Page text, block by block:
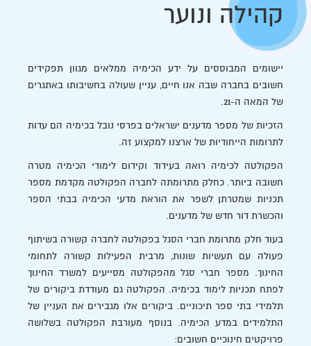
קהילה ונוער
יישומים המבוססים על ידע הכימיה ממלאים מגוון תפקידים
חשובים בחברה שבה אנו חיים, עניין שעולה בחשיבותו באתגרים
של המאה ה-21.
הזכיות של מספר מדענים ישראלים בפרסי נובל בכימיה הם עדות
לתרומות הייחודיות של ארצנו למקצוע זה.
הפקולטה לכימיה רואה בעידוד וקידום לימודי הכימיה מטרה
חשובה ביותר. כחלק מתרומתה לחברה הפקולטה מקדמת מספר
תכניות שמטרתן לשפר את הוראת מדעי הכימיה בבתי הספר
והכשרת דור חדש של מדענים.
בעוד חלק מתרומת חברי הסגל בפקולטה לחברה קשורה בשיתוף
פעולה עם תעשיות שונות, מרבית הפעילות קשורה לתחומי
החינוך. מספר חברי סגל מהפקולטה מסייעים למשרד החינוך
לפתח תכניות לימוד בכימיה. הפקולטה גם מעודדת ביקורים של
תלמידי בתי ספר תיכוניים. ביקורים אלו מגבירים את העניין של
התלמידים במדע הכימיה. בנוסף מעורבת הפקולטה בשלושה
פרויקטים חינוכיים חשובים: